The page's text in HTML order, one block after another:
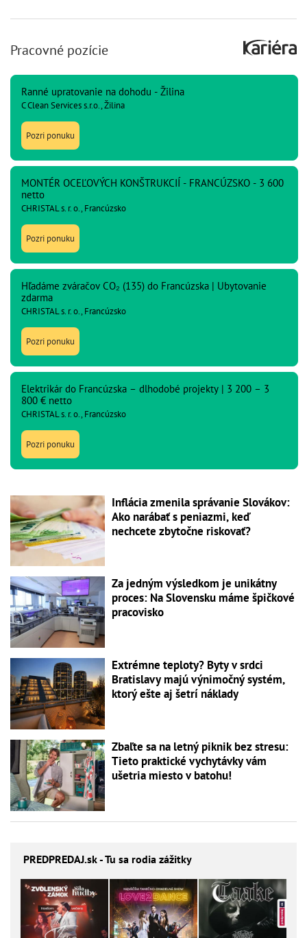
Pracovné pozície
Ranné upratovanie na dohodu - Žilina
C Clean Services s.r.o., Žilina
Pozri ponuku
MONTÉR OCEĽOVÝCH KONŠTRUKCIÍ - FRANCÚZSKO - 3 600
netto
CHRISTAL s. r. o., Francúzsko
Pozri ponuku
Hľadáme zváračov CO₂ (135) do Francúzska | Ubytovanie
zdarma
CHRISTAL s. r. o., Francúzsko
Pozri ponuku
Elektrikár do Francúzska – dlhodobé projekty | 3 200 – 3
800 € netto
CHRISTAL s. r. o., Francúzsko
Pozri ponuku
Inflácia zmenila správanie Slovákov:
Ako narábať s peniazmi, keď
nechcete zbytočne riskovať?
Za jedným výsledkom je unikátny
proces: Na Slovensku máme špičkové
pracovisko
Extrémne teploty? Byty v srdci
Bratislavy majú výnimočný systém,
ktorý ešte aj šetrí náklady
Zbaľte sa na letný piknik bez stresu:
Tieto praktické vychytávky vám
ušetria miesto v batohu!
PREDPREDAJ.sk - Tu sa rodia zážitky